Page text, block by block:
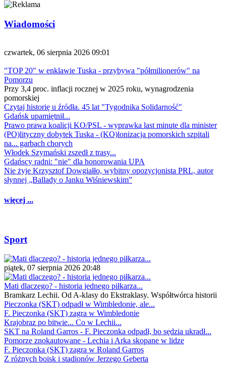
Wiadomości
czwartek, 06 sierpnia 2026 09:01
"TOP 20" w enklawie Tuska - przybywa "półmilionerów" na
Pomorzu
Przy 3,4 proc. inflacji rocznej w 2025 roku, wynagrodzenia
pomorskiej
Czytaj historię u źródła. 45 lat "Tygodnika Solidarność"
Gdańsk upamiętnił...
Prawo prawa koalicji KO/PSL - wyprawka last minute dla minister
(PO)lityczny dobytek Tuska - (KO)lonizacja pomorskich szpitali
na... garbach chorych
Włodek Szymański zszedł z trasy...
Gdańscy radni: "nie" dla honorowania UPA
Nie żyje Krzysztof Dowgiałło, wybitny opozycjonista PRL, autor
słynnej „Ballady o Janku Wiśniewskim”
więcej ...
Sport
piątek, 07 sierpnia 2026 20:48
Mati dlaczego? - historia jednego piłkarza...
Bramkarz Lechii. Od A-klasy do Ekstraklasy. Współtwórca historii
Pieczonka (SKT) odpadł w Wimbledonie, ale...
F. Pieczonka (SKT) zagra w Wimbledonie
Krajobraz po bitwie... Co w Lechii...
SKT na Roland Garros - F. Pieczonka odpadł, bo sędzia ukradł...
Pomorze znokautowane - Lechia i Arka skopane w lidze
F. Pieczonka (SKT) zagra w Roland Garros
Z różnych boisk i stadionów Jerzego Geberta